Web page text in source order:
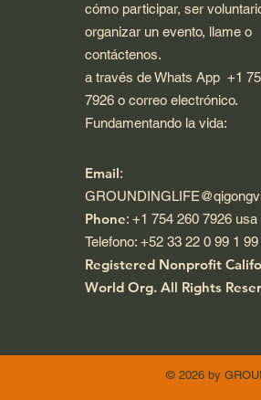
cómo participar, ser
organizar un evento, llame o
contáctenos.
a través de Whats App +1
7926 o correo electrónico.
Fundamentando la vida:
Email:
Phone: +1 754 260 7926 usa
Telefono: +52 33 22 0 99 1 99
Registered Nonprofit
World Org. All Rights
© 2026 by